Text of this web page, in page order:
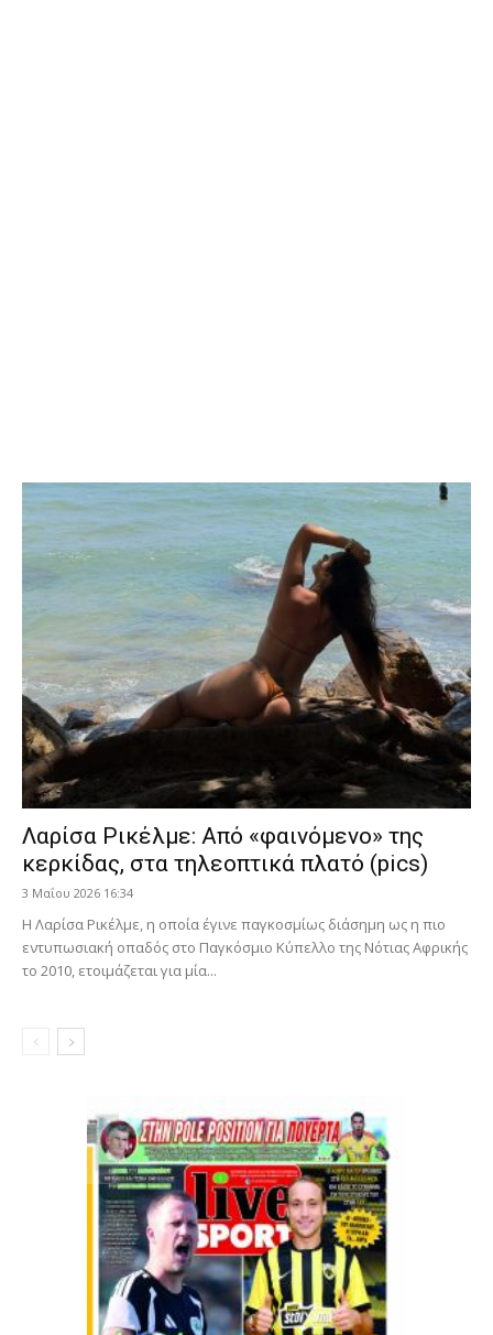
Λαρίσα Ρικέλμε: Από «φαινόμενο» της
κερκίδας, στα τηλεοπτικά πλατό (pics)
3 Μαΐου 2026 16:34
Η Λαρίσα Ρικέλμε, η οποία έγινε παγκοσμίως διάσημη ως η πιο
εντυπωσιακή οπαδός στο Παγκόσμιο Κύπελλο της Νότιας Αφρικής
το 2010, ετοιμάζεται για μία...